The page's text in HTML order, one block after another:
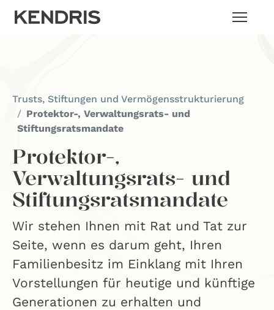
Trusts, Stiftungen und Vermögensstrukturierung
Protektor-, Verwaltungsrats- und
Stiftungsratsmandate
Protektor-,
Verwaltungsrats- und
Stiftungsratsmandate
Wir stehen Ihnen mit Rat und Tat zur
Seite, wenn es darum geht, Ihren
Familienbesitz im Einklang mit Ihren
Vorstellungen für heutige und künftige
Generationen zu erhalten und